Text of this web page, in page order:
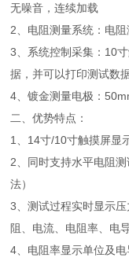
无噪音，连续加载
2、 电阻测量系统：电
3、 系统控制采集：10
据，并可以打印测试数
4、镀金测量电极：
二、优势特点：
1、14寸/10寸触摸屏显
2、同时支持水平电阻
法）
3、测试过程实时显示
阻、电流、电阻率、电
4、电阻率显示单位及